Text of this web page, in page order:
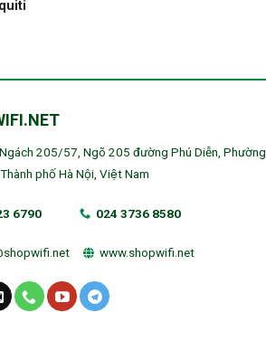
205/57, Ngõ 205 đường Phú Diễn, Phường
phố Hà Nội, Việt Nam
6790 024 3736 8580
www.shopwifi.net